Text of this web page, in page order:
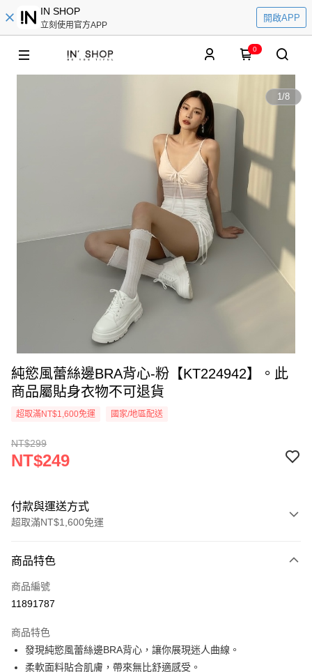
IN SHOP
立刻使用官方APP
開啟APP
0
1/8
純慾風蕾絲邊BRA背心-粉【KT224942】。此
商品屬貼身衣物不可退貨
超取滿NT$1,600免運 國家/地區配送
NT$299
NT$249
付款與運送方式
超取滿NT$1,600免運
信用卡一次付款
超商取貨付款
Apple Pay
商品特色
商品編號
11891787
商品特色
發現純慾風蕾絲邊BRA背心，讓你展現迷人曲線。
柔軟面料貼合肌膚，帶來無比舒適感受。